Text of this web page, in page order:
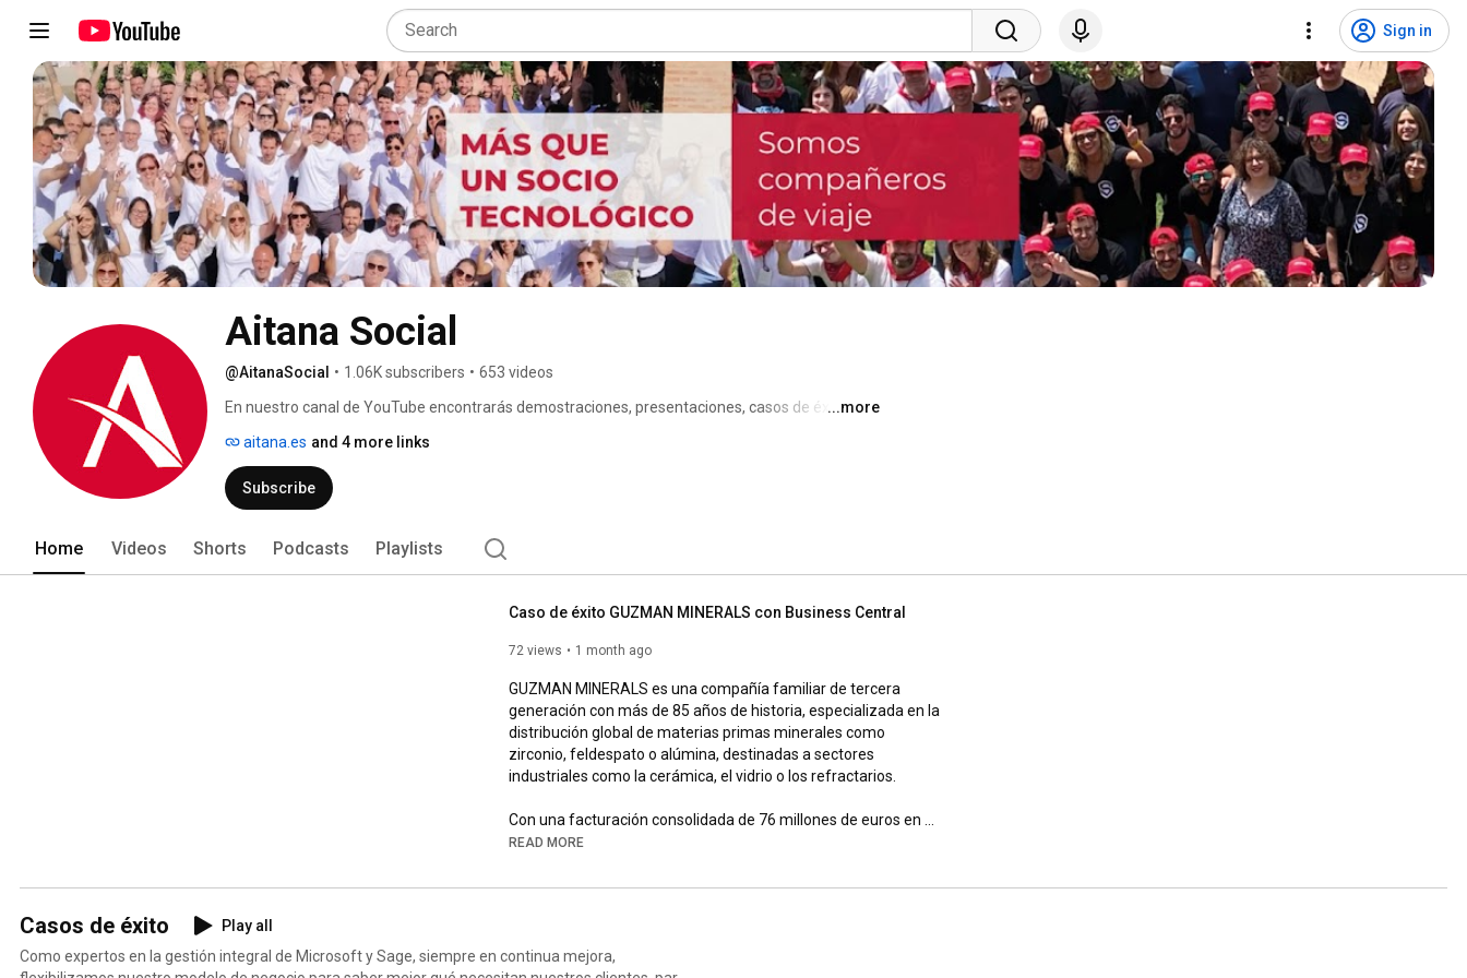
Sign in
Aitana Social
@AitanaSocial • 1.06K subscribers • 653 videos
En nuestro canal de YouTube encontrarás demostraciones, presentaciones, casos de éxito y
todos los seminarios online que realizamos de manera periódica y donde respondemos a tus
preguntas sobre ERP (Dynamics 365 Business Central, Dynamics NAV (Navision) y Sage X3),
CRM (Dynamics 365 for Sales), Business Intelligence (Power BI y Qlik), y eCommerce B2B.
...more
aitana.es and 4 more links
Subscribe
Home Videos Shorts Podcasts Playlists
Caso de éxito GUZMAN MINERALS con Business Central
72 views 1 month ago
GUZMAN MINERALS es una compañía familiar de tercera
generación con más de 85 años de historia, especializada en la
distribución global de materias primas minerales como
zirconio, feldespato o alúmina, destinadas a sectores
industriales como la cerámica, el vidrio o los refractarios.
Con una facturación consolidada de 76 millones de euros en
2025, GUZMAN MINERALS ha apostado por la digitalización
evolucionando.
creciendo» Pedro Ramos, director Financiero en GUZMAN
MINERALS.
READ MORE
Casos de éxito
Play all
Como expertos en la gestión integral de Microsoft y Sage, siempre en continua mejora,